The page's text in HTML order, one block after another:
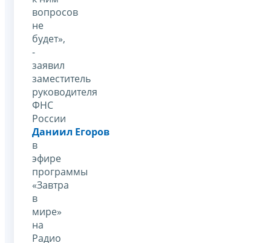
вопросов
не
будет»,
-
заявил
заместитель
руководителя
ФНС
России
Даниил Егоров
в
эфире
программы
«Завтра
в
мире»
на
Радио